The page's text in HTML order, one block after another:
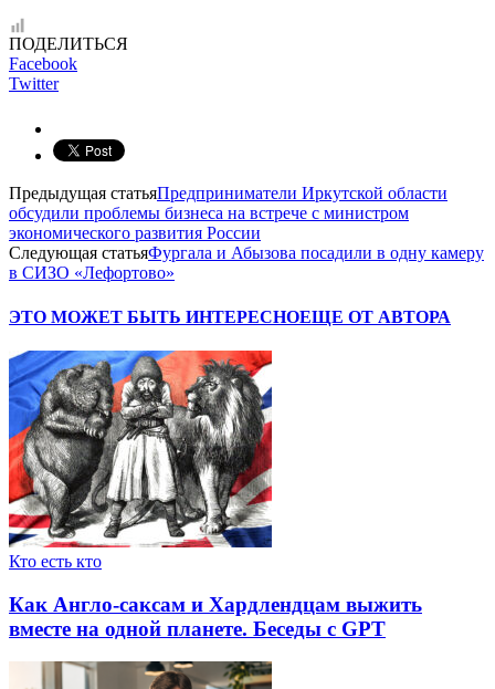
ПОДЕЛИТЬСЯ
Facebook
Twitter
Предыдущая статьяПредприниматели Иркутской области
обсудили проблемы бизнеса на встрече с министром
экономического развития России
Следующая статьяФургала и Абызова посадили в одну камеру
в СИЗО «Лефортово»
ЭТО МОЖЕТ БЫТЬ ИНТЕРЕСНОЕЩЕ ОТ АВТОРА
Кто есть кто
Как Англо-саксам и Хардлендцам выжить
вместе на одной планете. Беседы с GPT